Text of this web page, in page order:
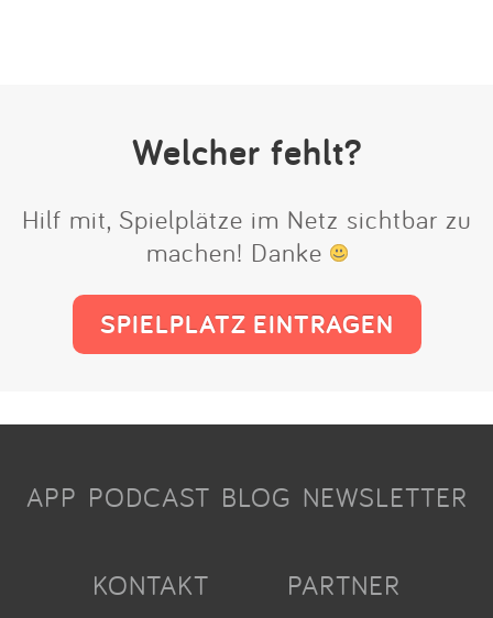
Welcher fehlt?
Hilf mit, Spielplätze im Netz sichtbar zu
machen! Danke
SPIELPLATZ EINTRAGEN
APP PODCAST BLOG NEWSLETTER
KONTAKT PARTNER